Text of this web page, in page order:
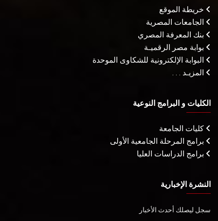
خريطة الموقع
الجامعات المصرية
بنك المعرفة المصري
بوابة مصر الرقميـة
البوابة الإلكترونية للشكاوى الموحدة
المزيـد . . .
الكليات و البرامج النوعية
كليات الجامعة
برامج المرحلة الجامعية الأولى
برامج الدراسات العليا
النشرة الإخبارية
سجل ليصلك أحدث الأخبار